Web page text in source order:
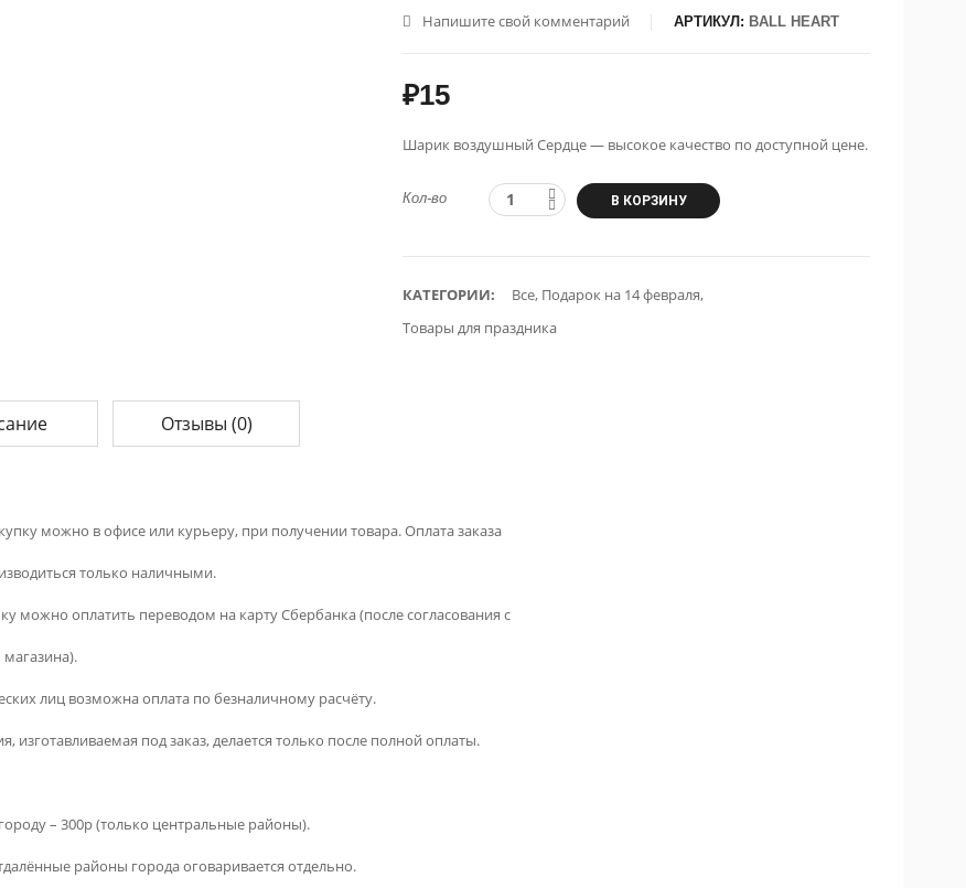
Напишите свой комментарий АРТИКУЛ: BALL HEART
₽15
Шарик воздушный Сердце — высокое качество по доступной цене.
Кол-во В КОРЗИНУ
КАТЕГОРИИ: Все, Подарок на 14 февраля,
Товары для праздника
Отзывы (0)
можно в офисе или курьеру, при получении товара. Оплата заказа
только наличными.
можно оплатить переводом на карту Сбербанка (после согласования с
лиц возможна оплата по безналичному расчёту.
изготавливаемая под заказ, делается только после полной оплаты.
– 300р (только центральные районы).
районы города оговаривается отдельно.